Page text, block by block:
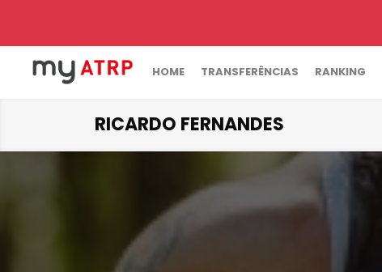
HOME TRANSFERÊNCIAS RANKING
RICARDO FERNANDES